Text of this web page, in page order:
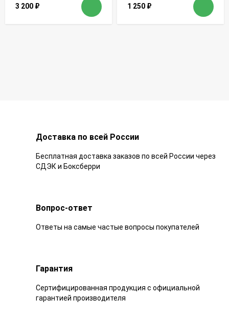
3 200 ₽ 1 250 ₽
Доставка по всей России
Бесплатная доставка заказов по всей России через
СДЭК и Боксберри
Вопрос-ответ
Ответы на самые частые вопросы покупателей
Гарантия
Сертифицированная продукция с официальной
гарантией производителя